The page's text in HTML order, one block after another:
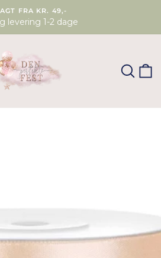
FRA KR. 49,-
levering 1-2 dage
SØG